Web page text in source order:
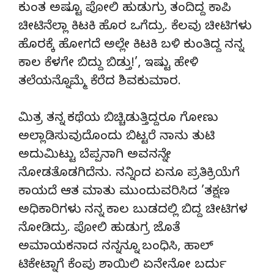
ಕುಂತ ಅಷ್ಟೂ ಪೋಲಿ ಹುಡುಗ್ರು ತಂದಿದ್ದ ಕಾಪಿ
ಚೀಟಿನೆಲ್ಲಾ ಕಿಟಕಿ ಹೊರ ಒಗೆದ್ರು. ಕೆಲವು ಚೀಟಿಗಳು
ಹೊರಕ್ಕೆ ಹೋಗದೆ ಅಲ್ಲೇ ಕಿಟಕಿ ಬಳಿ ಕುಂತಿದ್ದ ನನ್ನ
ಕಾಲ ಕೆಳಗೇ ಬಿದ್ದು ಬಿಡ್ತು!’, ಇಷ್ಟು ಹೇಳಿ
ತಲೆಯನ್ನೊಮ್ಮೆ ಕೆರೆದ ಶಿವಕುಮಾರ.
ಮಿತ್ರ ತನ್ನ ಕಥೆಯ ಬಿಚ್ಚಿಡುತ್ತಿದ್ದರೂ ಗೋಣು
ಅಲ್ಲಾಡಿಸುವುದೊಂದು ಬಿಟ್ಟರೆ ನಾನು ತುಟಿ
ಅದುಮಿಟ್ಟು ಬೆಪ್ಪನಾಗಿ ಅವನನ್ನೇ
ನೋಡತೊಡಗಿದೆನು. ನನ್ನಿಂದ ಏನೂ ಪ್ರತಿಕ್ರಿಯೆಗೆ
ಕಾಯದೆ ಆತ ಮಾತು ಮುಂದುವರಿಸಿದ ’ತಕ್ಷಣ
ಅಧಿಕಾರಿಗಳು ನನ್ನ ಕಾಲ ಬುಡದಲ್ಲಿ ಬಿದ್ದ ಚೀಟಿಗಳ
ನೋಡಿದ್ರು. ಪೋಲಿ ಹುಡುಗ್ರ ಜೊತೆ
ಅಮಾಯಕನಾದ ನನ್ನನ್ನೂ ಬಂಧಿಸಿ, ಹಾಲ್
ಟಿಕೇಟ್ನಾಗೆ ಕೆಂಪು ಶಾಯಿಲಿ ಏನೇನೋ ಬರ್ದು